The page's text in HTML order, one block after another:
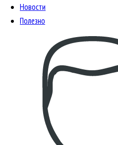
Новости
Полезно